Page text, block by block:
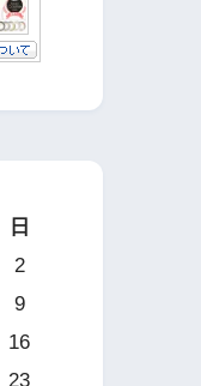
日
2
9
16
23